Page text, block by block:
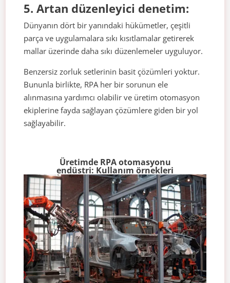
5. Artan düzenleyici denetim:
Dünyanın dört bir yanındaki hükümetler, çeşitli
parça ve uygulamalara sıkı kısıtlamalar getirerek
mallar üzerinde daha sıkı düzenlemeler uyguluyor.
Benzersiz zorluk setlerinin basit çözümleri yoktur.
Bununla birlikte, RPA her bir sorunun ele
alınmasına yardımcı olabilir ve üretim otomasyon
ekiplerine fayda sağlayan çözümlere giden bir yol
sağlayabilir.
Üretimde RPA otomasyonu
endüstri: Kullanım örnekleri